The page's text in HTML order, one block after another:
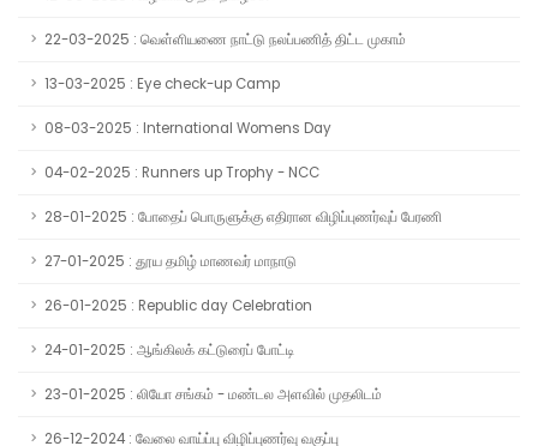
22-03-2025 : வெள்ளியணை நாட்டு நலப்பணித் திட்ட முகாம்
13-03-2025 : Eye check-up Camp
08-03-2025 : International Womens Day
04-02-2025 : Runners up Trophy - NCC
28-01-2025 : போதைப் பொருளுக்கு எதிரான விழிப்புணர்வுப் பேரணி
27-01-2025 : தூய தமிழ் மாணவர் மாநாடு
26-01-2025 : Republic day Celebration
24-01-2025 : ஆங்கிலக் கட்டுரைப் போட்டி
23-01-2025 : லியோ சங்கம் - மண்டல அளவில் முதலிடம்
26-12-2024 : வேலை வாய்ப்பு விழிப்புணர்வு வகுப்பு